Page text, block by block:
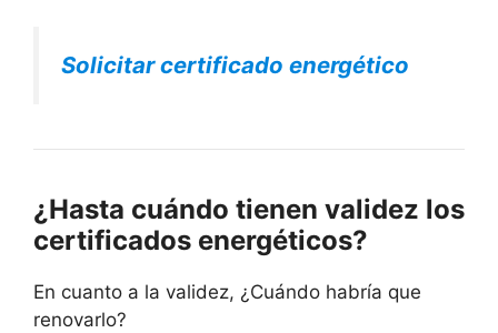
Solicitar certificado energético
¿Hasta cuándo tienen validez los
certificados energéticos?
En cuanto a la validez, ¿Cuándo habría que
renovarlo?